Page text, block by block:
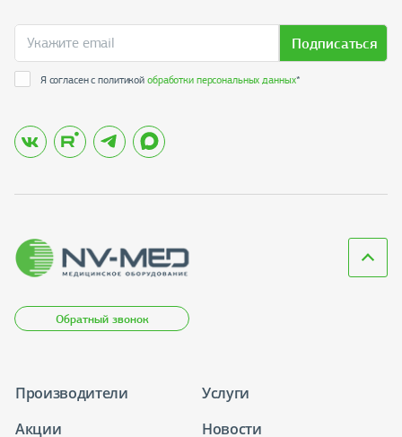
Подписаться
Я согласен с политикойобработки персональных данных*
Обратный звонок
Производители
Услуги
Акции
Новости